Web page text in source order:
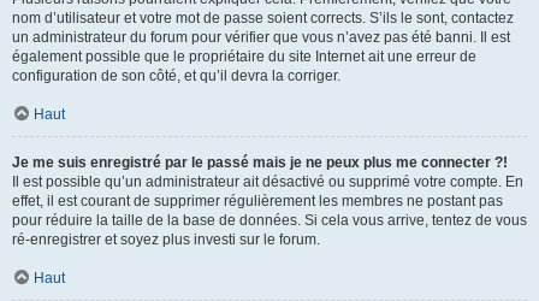
nom d’utilisateur et votre mot de passe soient corrects. S’ils le sont, contactez
un administrateur du forum pour vérifier que vous n’avez pas été banni. Il est
également possible que le propriétaire du site Internet ait une erreur de
configuration de son côté, et qu’il devra la corriger.
Haut
Je me suis enregistré par le passé mais je ne peux plus me connecter ?!
Il est possible qu’un administrateur ait désactivé ou supprimé votre compte. En
effet, il est courant de supprimer régulièrement les membres ne postant pas
pour réduire la taille de la base de données. Si cela vous arrive, tentez de vous
ré-enregistrer et soyez plus investi sur le forum.
Haut